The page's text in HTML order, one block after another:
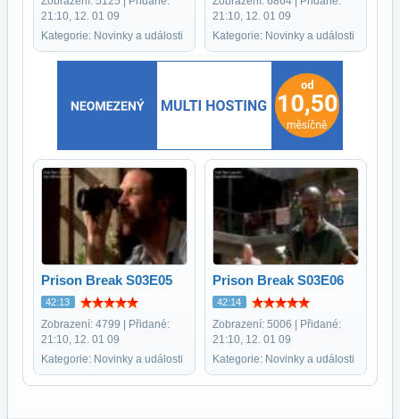
21:10, 12. 01 09
Kategorie: Novinky a události
21:10, 12. 01 09
Kategorie: Novinky a události
Prison Break S03E05
42:13
Zobrazení: 4799 | Přidané:
21:10, 12. 01 09
Kategorie: Novinky a události
Prison Break S03E06
42:14
Zobrazení: 5006 | Přidané:
21:10, 12. 01 09
Kategorie: Novinky a události